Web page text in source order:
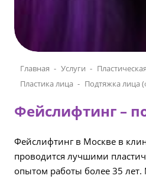
Главная Услуги
Пластика лица
Подтяжка лица
Фейслифтинг –
Фейслифтинг в Москве в
проводится лучшими
опытом работы более 35